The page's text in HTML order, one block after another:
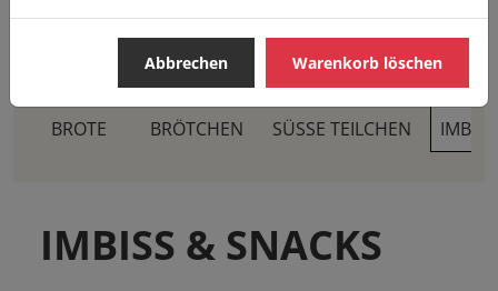
Abbrechen Warenkorb löschen
BROTE BRÖTCHEN SÜSSE TEILCHEN
IMBISS & SNACKS